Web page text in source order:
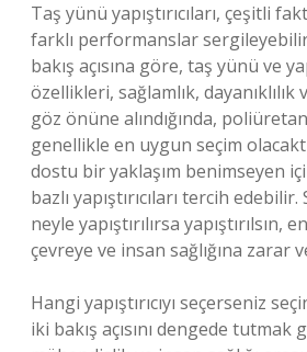
Taş yünü yapıştırıcıları, çeşitli
farklı performanslar
bakış açısına göre, taş yünü ve
özellikleri, sağlamlık,
göz önüne alındığında, poliüretan
genellikle en uygun seçim
dostu bir yaklaşım benimseyen
bazlı yapıştırıcıları tercih
neyle yapıştırılırsa yapıştırılsın,
çevreye ve insan sağlığına zarar
Hangi yapıştırıcıyı seçerseniz
iki bakış açısını dengede tutmak